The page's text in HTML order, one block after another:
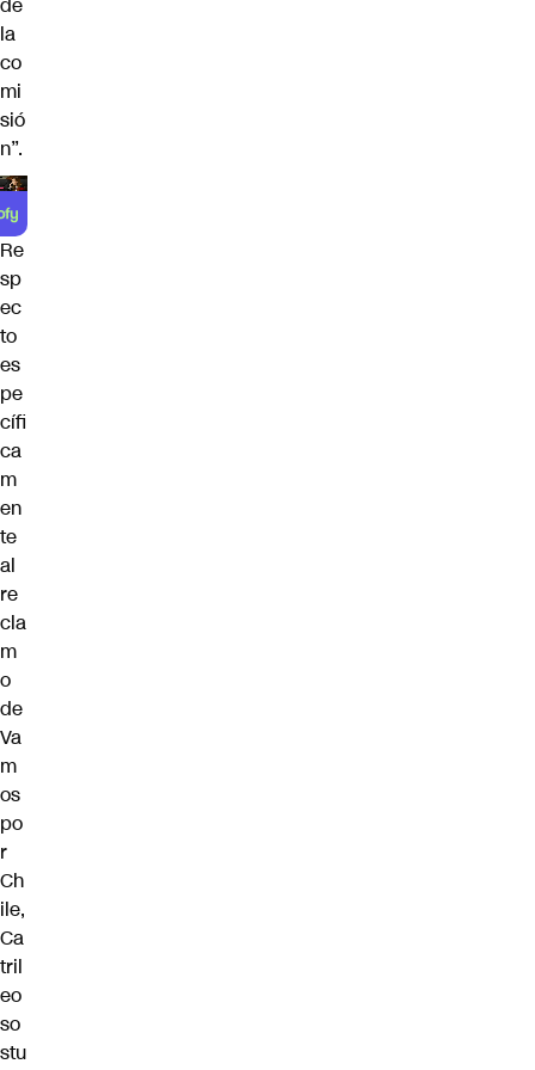
la
co
mi
sió
n”.
Re
sp
ec
to
es
pe
cífi
ca
m
en
te
al
re
cla
m
o
de
Va
m
os
po
r
Ch
ile,
Ca
tril
eo
so
stu